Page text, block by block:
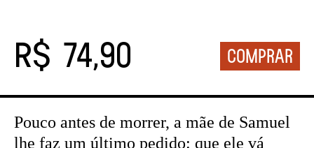
R$ 74,90
Pouco antes de morrer, a mãe de Samuel
lhe faz um último pedido: que ele vá